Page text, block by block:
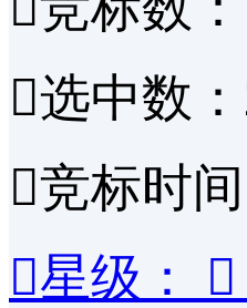
选中数
竞标时
星级： 